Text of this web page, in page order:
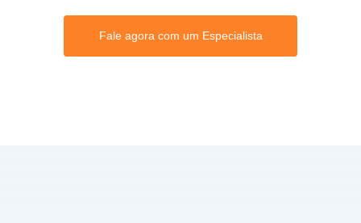
Fale agora com um Especialista